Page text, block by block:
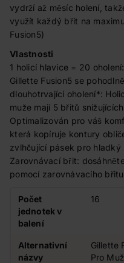
vydrží až měsíc holení,
využít každý břit na
Fusion5)
Vlastnosti
1 holicí hlavice = 20
Gillette Fusion5 se
dlouhotrvající oholení*:
muže mají 5 břitů
Optimalizován pro váš
která kopíruje kontury
zvlhčující pásek pro hladký
Zarovnávací břit:
pomocí zarovnávacího
Počet
jednotek v
balení
16
Alternativní
názvy
Gillette
Pro